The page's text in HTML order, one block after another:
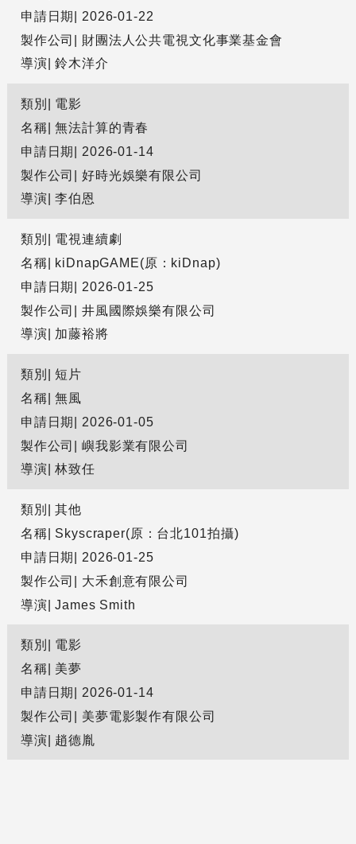
申請日期
2026-01-22
製作公司
財團法人公共電視文化事業基金會
導演 鈴木洋介
類別
電影
名稱 無法計算的青春
申請日期
2026-01-14
製作公司
好時光娛樂有限公司
導演 李伯恩
類別
電視連續劇
名稱
kiDnapGAME(原：kiDnap)
申請日期
2026-01-25
製作公司
井風國際娛樂有限公司
導演
加藤裕將
類別
短片
名稱 無風
申請日期
2026-01-05
製作公司
嶼我影業有限公司
導演 林致任
類別
其他
名稱
Skyscraper(原：台北101拍攝)
申請日期
2026-01-25
製作公司
大禾創意有限公司
導演 James Smith
類別
電影
名稱
美夢
申請日期
2026-01-14
製作公司
美夢電影製作有限公司
導演
趙德胤